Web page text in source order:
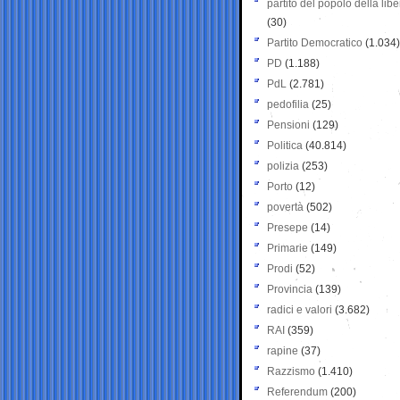
partito del popolo della
(30)
Partito Democratico (1.034)
PD (1.188)
PdL (2.781)
pedofilia (25)
Pensioni (129)
Politica (40.814)
polizia (253)
Porto (12)
povertà (502)
Presepe (14)
Primarie (149)
Prodi (52)
Provincia (139)
radici e valori (3.682)
RAI (359)
rapine (37)
Razzismo (1.410)
Referendum (200)